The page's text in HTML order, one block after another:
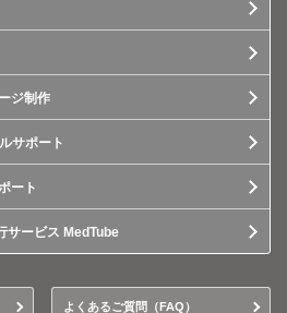
ジ制作
サポート
ート
サービス MedTube
よくあるご質問（FAQ）